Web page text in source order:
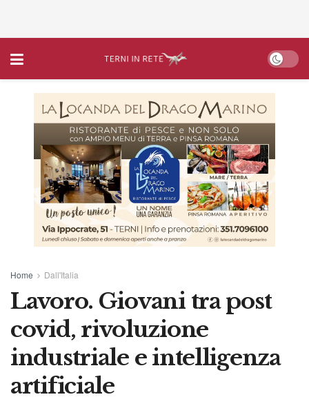
Home Dall'Italia
Lavoro. Giovani tra post
covid, rivoluzione
industriale e intelligenza
artificiale